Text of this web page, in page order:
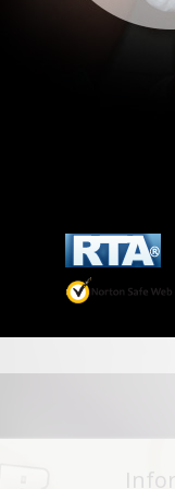
est le site français de
vous pourrez accéder
et gratuit, des milliers
faire des rencontres,